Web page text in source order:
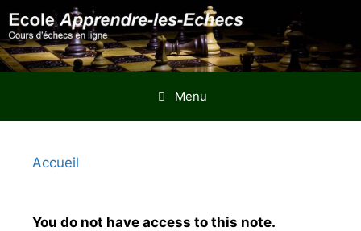
Aller
au
contenu
Menu
Accueil
You do not have access to this note.